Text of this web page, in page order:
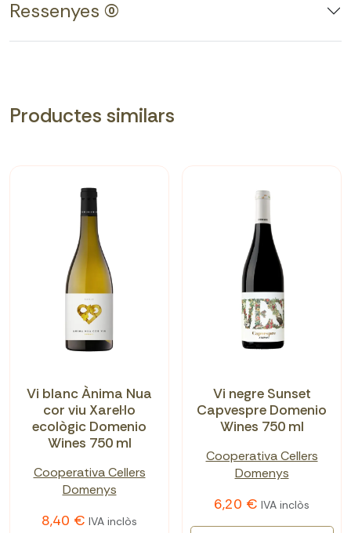
Ressenyes (0)
Productes similars
Vi blanc Ànima Nua
cor viu Xarel·lo
ecològic Domenio
Wines 750 ml
Cooperativa Cellers
Domenys
8,40 € IVA inclòs
Vi negre Sunset
Capvespre Domenio
Wines 750 ml
Cooperativa Cellers
Domenys
6,20 € IVA inclòs